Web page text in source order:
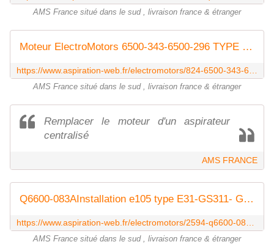
AMS France situé dans le sud , livraison france & étranger
Moteur ElectroMotors 6500-343-6500-296 TYPE : E100 E101 -GS111 -GS211
AMS France situé dans le sud , livraison france & étranger
Remplacer le moteur d'un aspirateur
centralisé
AMS FRANCE
Q6600-083AInstallation e105 type E31-GS311- GX311 ElectroMotors
AMS France situé dans le sud , livraison france & étranger